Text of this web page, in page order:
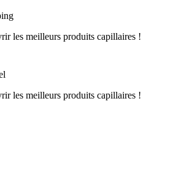
les meilleurs produits capillaires !
les meilleurs produits capillaires !